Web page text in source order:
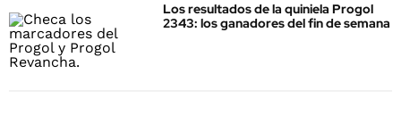
Los resultados de la quiniela Progol
2343: los ganadores del fin de semana